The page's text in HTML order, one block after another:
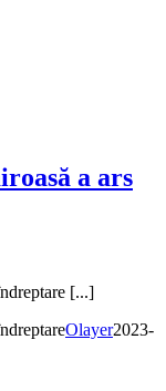
a ars
[...]
Olayer2023-